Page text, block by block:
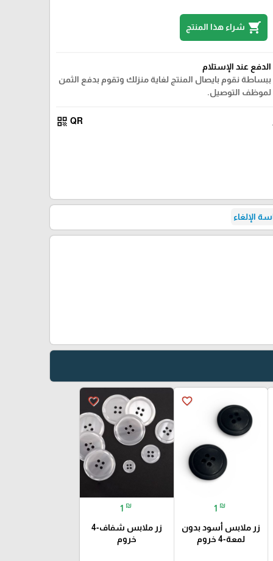
shopping_cart شراء هذا المنتج
الدفع عند الإستلام
ببساطة نقوم بايصال المنتج لغاية منزلك وتقوم بدفع الثمن
لموظف التوصيل.
QR
qr_code
الإلغاء
favorite_border
1 ₪
زر ملابس أسود بدون
لمعة-4 خروم
favorite_border
1 ₪
زر ملابس شفاف-4
خروم